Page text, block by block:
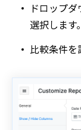
ドロップダ
選択します。
比較条件を